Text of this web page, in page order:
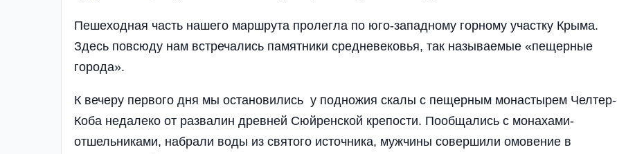
Пешеходная часть нашего маршрута пролегла по юго-западному горному участку Крыма.
Здесь повсюду нам встречались памятники средневековья, так называемые «пещерные
города».
К вечеру первого дня мы остановились у подножия скалы с пещерным монастырем Челтер-
Коба недалеко от развалин древней Сюйренской крепости. Пообщались с монахами-
отшельниками, набрали воды из святого источника, мужчины совершили омовение в